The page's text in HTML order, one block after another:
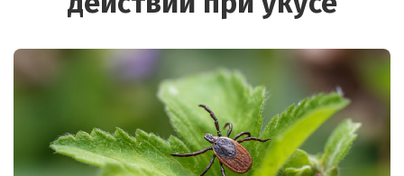
Я согласен на обработку моих персональных данных